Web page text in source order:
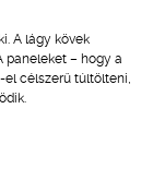
A lágy kövek
paneleket – hogy a
el célszerű túltölteni,